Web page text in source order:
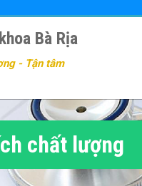
Bà Rịa
- Tận tâm
chất lượng